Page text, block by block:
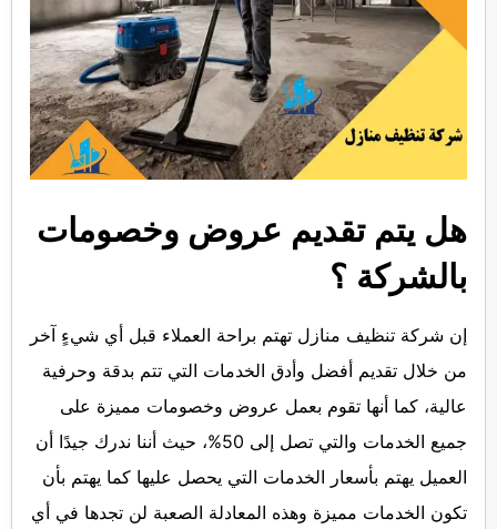
هل يتم تقديم عروض وخصومات
بالشركة ؟
إن شركة تنظيف منازل تهتم براحة العملاء قبل أي شيءٍ آخر
من خلال تقديم أفضل وأدق الخدمات التي تتم بدقة وحرفية
عالية، كما أنها تقوم بعمل عروض وخصومات مميزة على
جميع الخدمات والتي تصل إلى 50%، حيث أننا ندرك جيدًا أن
العميل يهتم بأسعار الخدمات التي يحصل عليها كما يهتم بأن
تكون الخدمات مميزة وهذه المعادلة الصعبة لن تجدها في أي